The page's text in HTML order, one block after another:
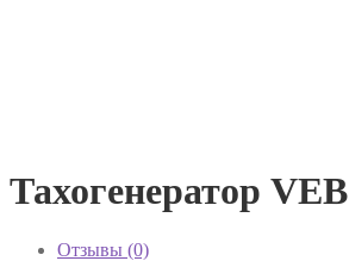
Тахогенератор
Отзывы (0)